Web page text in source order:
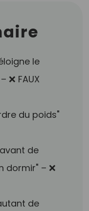
le
FAUX
du poids"
de
dormir" – ❌
de